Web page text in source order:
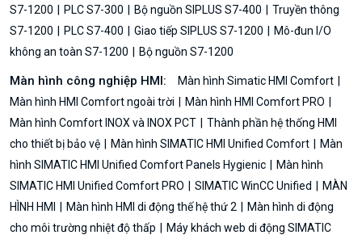
S7-1200
PLC S7-300 Bộ nguồn SIPLUS S7-400
Truyền thông
S7-1200
PLC S7-400 Giao tiếp SIPLUS S7-1200
Mô-đun I/O
không an toàn S7-1200
Bộ nguồn S7-1200
Màn hình công nghiệp HMI:
Màn hình Simatic HMI Comfort
Màn hình HMI Comfort ngoài trời
Màn hình HMI Comfort PRO
Màn hình Comfort INOX và INOX PCT
Thành phần hệ thống HMI
cho thiết bị bảo vệ
Màn hình SIMATIC HMI Unified Comfort
Màn
hình SIMATIC HMI Unified Comfort Panels Hygienic
Màn hình
SIMATIC HMI Unified Comfort PRO
SIMATIC WinCC Unified
MÀN
HÌNH HMI
Màn hình HMI di động thế hệ thứ 2
Màn hình di động
cho môi trường nhiệt độ thấp
Máy khách web di động SIMATIC